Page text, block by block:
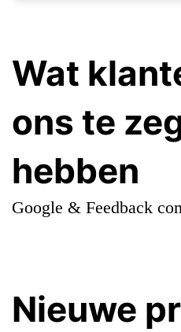
Wat
ons te
hebben
Google & Feedback
Nieuwe